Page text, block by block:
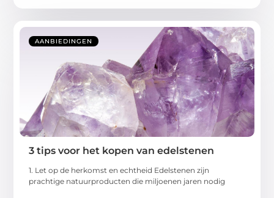
AANBIEDINGEN
3 tips voor het kopen van edelstenen
1. Let op de herkomst en echtheid Edelstenen zijn
prachtige natuurproducten die miljoenen jaren nodig